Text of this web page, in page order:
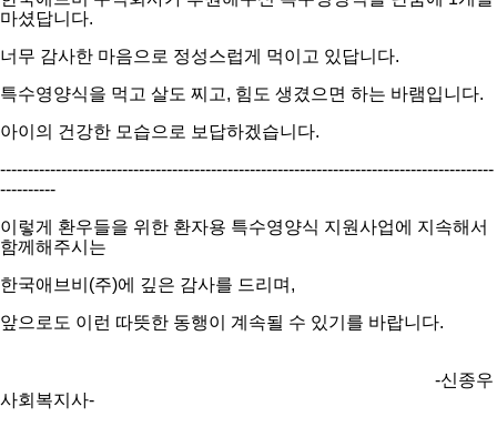
마셨답니다.
너무 감사한 마음으로 정성스럽게 먹이고 있답니다.
특수영양식을 먹고 살도 찌고, 힘도 생겼으면 하는 바램입니다.
아이의 건강한 모습으로 보답하겠습니다.
-----------------------------------------------------------------------------------------
----------
이렇게 환우들을 위한 환자용 특수영양식 지원사업에 지속해서
함께해주시는
한국애브비 (주)에 깊은 감사를 드리며 ,
앞으로도 이런 따뜻한 동행이 계속될 수 있기를 바랍니다.
-신종우
사회복지사-